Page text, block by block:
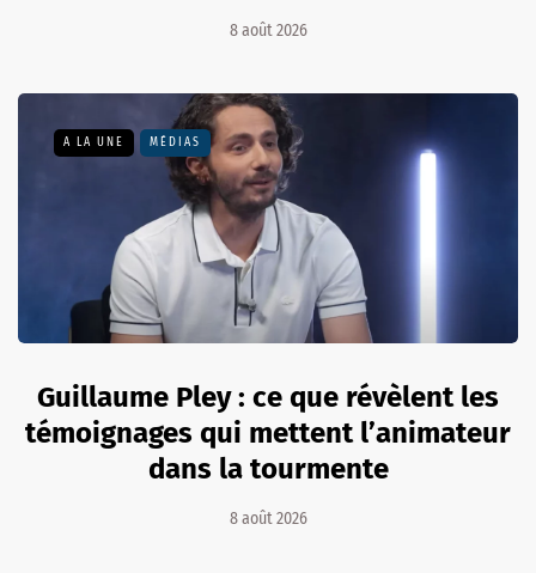
8 août 2026
A LA UNE MÉDIAS
Guillaume Pley : ce que révèlent les
témoignages qui mettent l’animateur
dans la tourmente
8 août 2026